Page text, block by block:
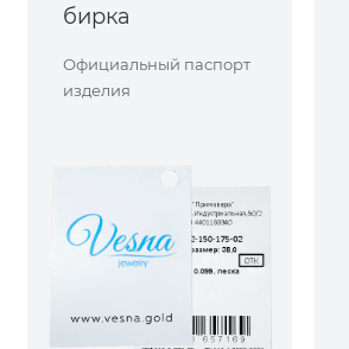
бирка
Официальный паспорт
изделия